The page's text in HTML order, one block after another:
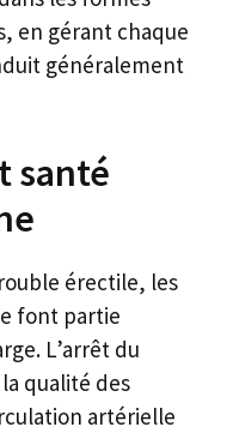
en gérant chaque
généralement
santé
érectile, les
font partie
L’arrêt du
qualité des
artérielle